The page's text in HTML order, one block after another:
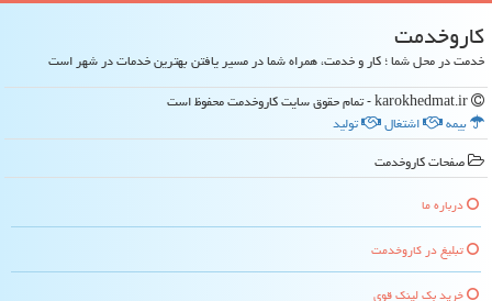
كاروخدمت
خدمت در محل شما ؛ کار و خدمت، همراه شما در مسیر یافتن بهترین خدمات در شهر است
بیمه
اشتغال
تولید
صفحات كاروخدمت
درباره ما
تبلیغ در كاروخدمت
خرید بک لینک قوی